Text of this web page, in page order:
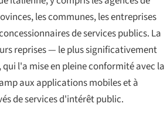
les communes, les entreprises
de services publics. La
reprises — le plus significativement
, qui l'a mise en pleine conformité avec la
aux applications mobiles et à
de services d'intérêt public.